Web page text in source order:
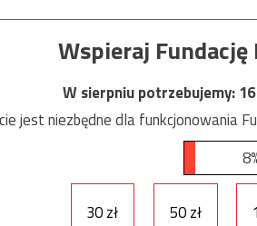
Wspieraj
W sierpniu potrzebujemy:
jest niezbędne dla funkcjonowania
30 zł 50 zł